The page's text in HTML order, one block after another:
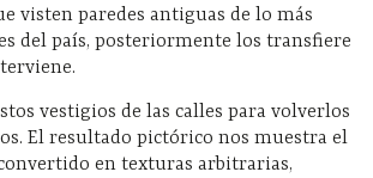
visten paredes antiguas de lo más
del país, posteriormente los transfiere
vestigios de las calles para volverlos
El resultado pictórico nos muestra el
en texturas arbitrarias,